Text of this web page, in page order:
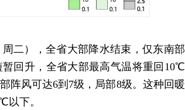
二），全省大部降水结束，仅东南部
回升，全省大部最高气温将重回10℃
阵风可达6到7级，局部8级。这种回暖
以下。